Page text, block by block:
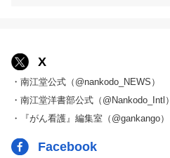
X
・南江堂公式（@nankodo_NEWS）
・南江堂洋書部公式（@Nankodo_Intl）
・『がん看護』編集室（@gankango）
Facebook